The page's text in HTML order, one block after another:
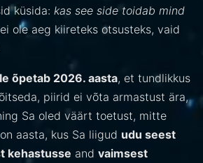
küsida: kas see side toidab mind
ole aeg kiireteks otsusteks, vaid
õpetab 2026. aasta, et tundlikkus
piirid ei võta armastust ära,
Sa oled väärt toetust, mitte
aasta, kus Sa liigud udu seest
kehastusse and vaimsest